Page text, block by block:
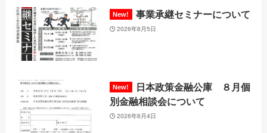
事業承継セミナーについて
2026年8月5日
日本政策金融公庫 ８月個
別金融相談会について
2026年8月4日